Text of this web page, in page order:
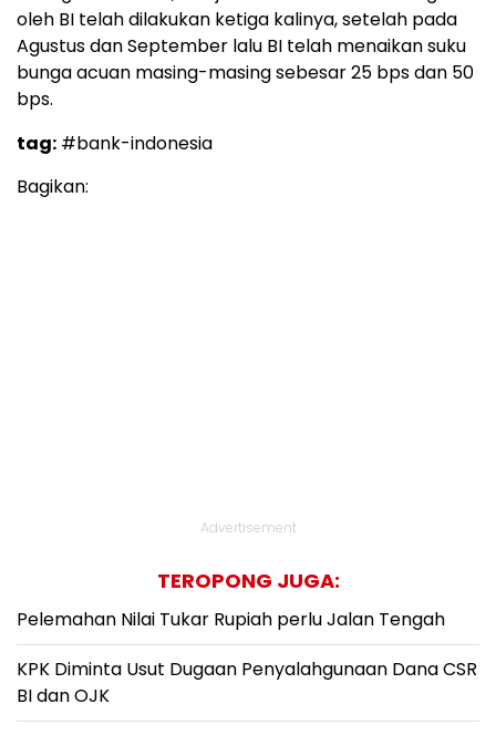
oleh BI telah dilakukan ketiga kalinya, setelah pada
Agustus dan September lalu BI telah menaikan suku
bunga acuan masing-masing sebesar 25 bps dan 50
bps.
tag: #bank-indonesia
Bagikan:
Advertisement
TEROPONG JUGA:
Pelemahan Nilai Tukar Rupiah perlu Jalan Tengah
KPK Diminta Usut Dugaan Penyalahgunaan Dana CSR
BI dan OJK